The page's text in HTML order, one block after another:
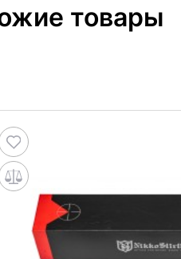
товары